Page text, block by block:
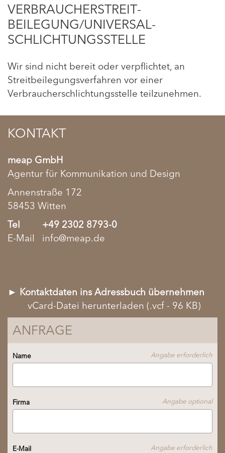
VERBRAUCHER­STREIT­
BEILEGUNG/UNIVERSAL­
SCHLICHTUNGS­STELLE
Wir sind nicht bereit oder verpflichtet, an
Streitbeilegungsverfahren vor einer
Verbraucherschlichtungsstelle teilzunehmen.
KONTAKT
meap GmbH
Agentur für Kommunikation und Design
Annenstraße 172
58453 Witten
Tel
+49 2302 8793-0
E-Mail
info@meap.de
► Kontaktdaten ins Adressbuch übernehmen
vCard-Datei herunterladen (.vcf - 96 KB)
VIELEN DANK
Ihre Nachricht ist unterwegs an uns.
Ihnen!
Neue Anfrage
ANFRAGE
Name Angabe erforderlich
Firma Angabe optional
E-Mail Angabe erforderlich